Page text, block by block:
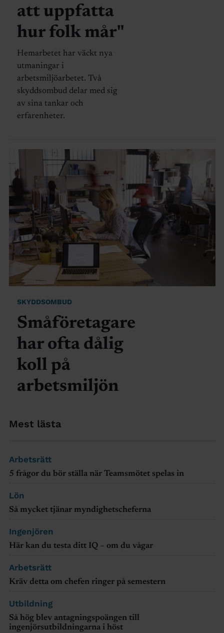
att uppfatta
hur folk mår"
Hemarbetet har väckt nya
utmaningar i
arbetsmiljöarbetet. Två
skyddsombud delar med sig
av sina tankar och
erfarenheter.
SKYDDSOMBUD
Småföretagare
har ofta dålig
koll på
arbetsmiljön
Mest lästa
Arbetsrätt
5 frågor du bör ställa när Teamsmötet spelas in
Lön
Så mycket tjänar myndighetscheferna
Ingenjören
Här kan du testa ditt IQ – om du vågar
Arbetsrätt
Kräv detta om chefen ringer på semestern
Utbildning
Så hög blev antagningspoängen till
ingenjörsutbildningarna i höst